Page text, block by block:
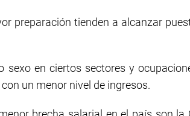
preparación tienden a alcanzar
sexo en ciertos sectores y
un menor nivel de ingresos.